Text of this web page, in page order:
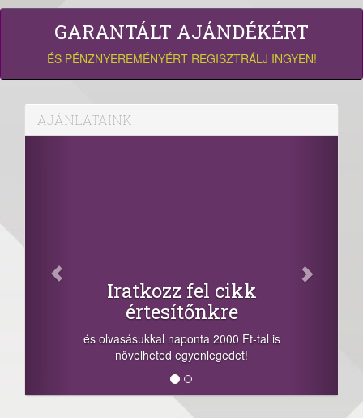
GARANTÁLT AJÁNDÉKÉRT
ÉS PÉNZNYEREMÉNYÉRT REGISZTRÁLJ INGYEN!
AJÁNLATAINK
Iratkozz fel cikk
értesítőnkre
és olvasásukkal naponta 2000 Ft-tal is
növelheted egyenlegedet!